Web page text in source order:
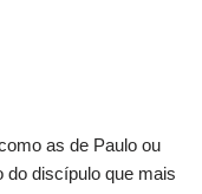
as de Paulo ou
do discípulo que mais